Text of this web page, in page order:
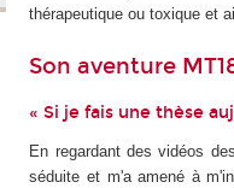
thérapeutique ou toxique et
Son aventure
« Si je fais une thèse
En regardant des vidéos
séduite et m'a amené à